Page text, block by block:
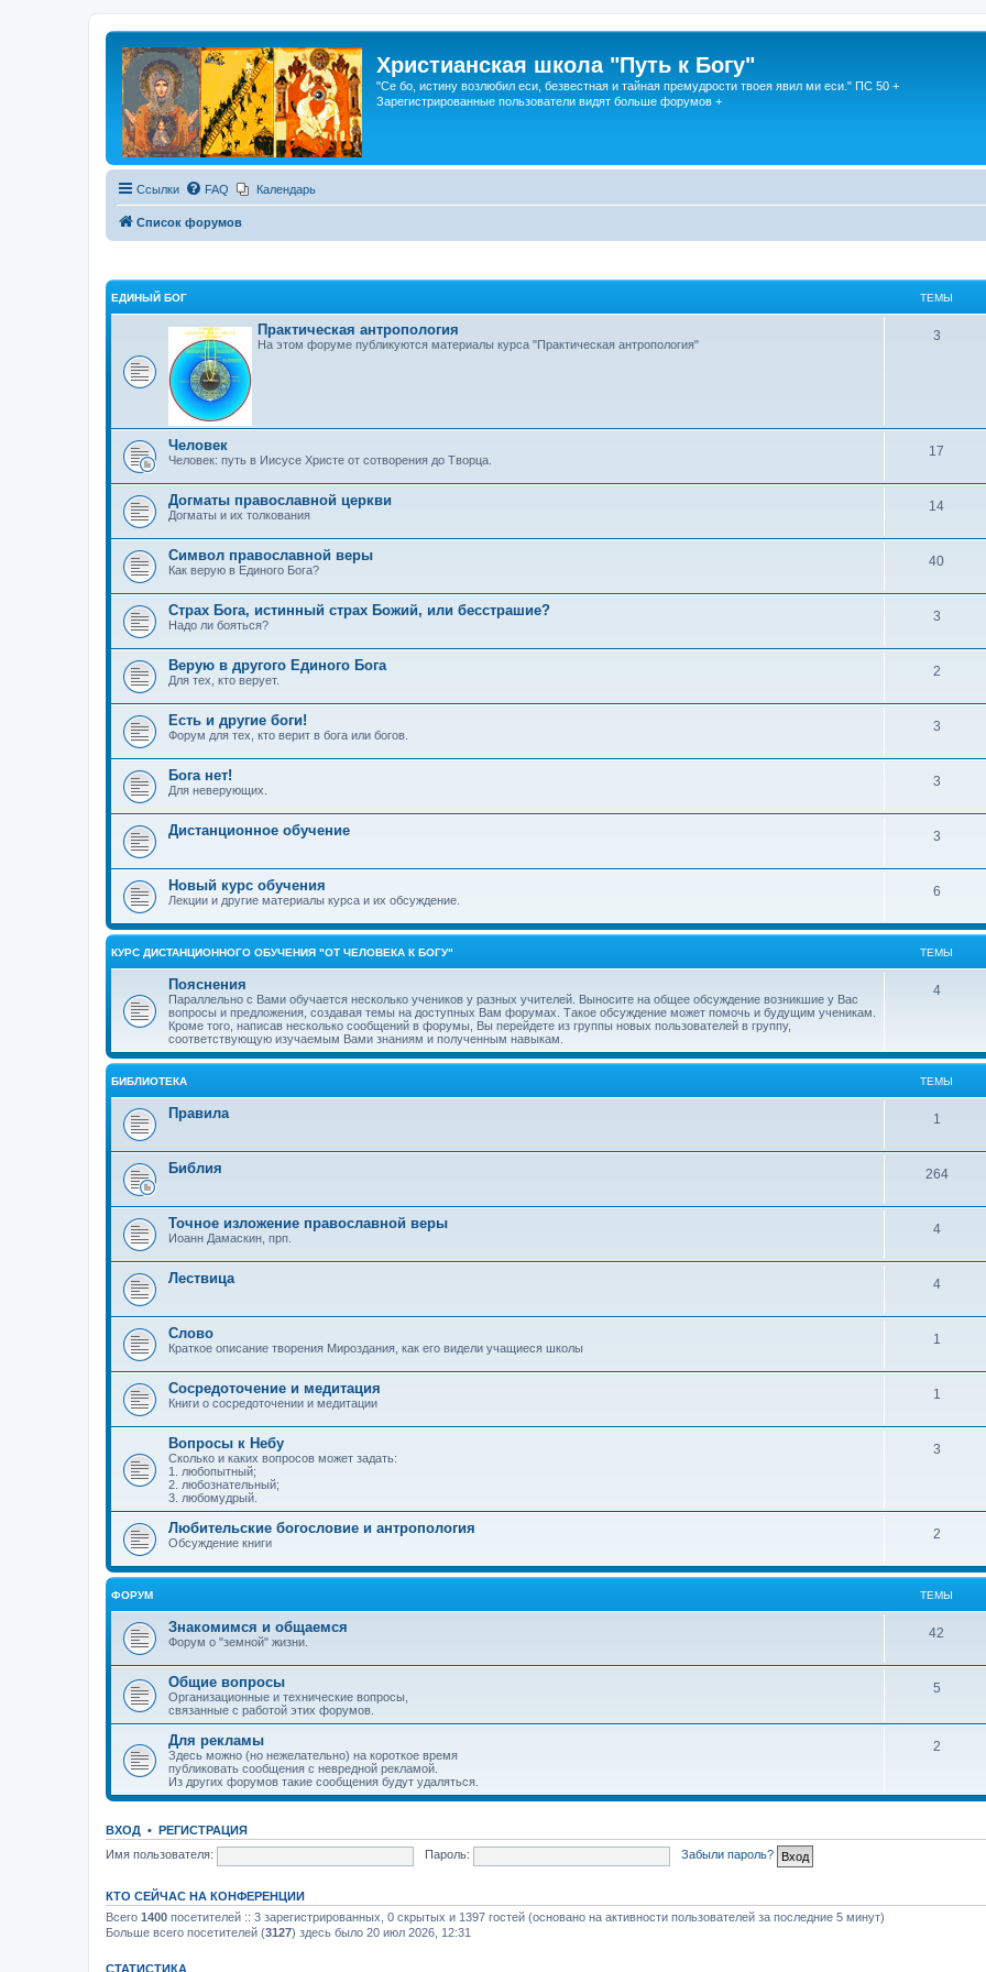
Христианская школа "Путь к Богу"
"Се бо, истину возлюбил еси, безвестная и тайная премудрости твоея явил ми еси." ПС 50 +
Зарегистрированные пользователи видят больше форумов +
Ссылки FAQ Календарь
Список форумов
ЕДИНЫЙ БОГ ТЕМЫ
Практическая антропология
На этом форуме публикуются материалы курса "Практическая антропология"
3
Человек
Человек: путь в Иисусе Христе от сотворения до Творца.
17
Догматы православной церкви
Догматы и их толкования
14
Символ православной веры
Как верую в Единого Бога?
40
Страх Бога, истинный страх Божий, или бесстрашие?
Надо ли бояться?
3
Верую в другого Единого Бога
Для тех, кто верует.
2
Есть и другие боги!
Форум для тех, кто верит в бога или богов.
3
Бога нет!
Для неверующих.
3
Дистанционное обучение 3
Новый курс обучения
Лекции и другие материалы курса и их обсуждение.
6
КУРС ДИСТАНЦИОННОГО ОБУЧЕНИЯ "ОТ ЧЕЛОВЕКА К БОГУ" ТЕМЫ
Пояснения
Параллельно с Вами обучается несколько учеников у разных учителей. Выносите на общее обсуждение возникшие у Вас
вопросы и предложения, создавая темы на доступных Вам форумах. Такое обсуждение может помочь и будущим ученикам.
Кроме того, написав несколько сообщений в форумы, Вы перейдете из группы новых пользователей в группу,
соответствующую изучаемым Вами знаниям и полученным навыкам.
4
БИБЛИОТЕКА ТЕМЫ
Правила 1
Библия 264
Точное изложение православной веры
Иоанн Дамаскин, прп.
4
Лествица 4
Слово
Краткое описание творения Мироздания, как его видели учащиеся школы
1
Сосредоточение и медитация
Книги о сосредоточении и медитации
1
Вопросы к Небу
Сколько и каких вопросов может задать:
1. любопытный;
2. любознательный;
3. любомудрый.
3
Любительские богословие и антропология
Обсуждение книги
2
ФОРУМ ТЕМЫ
Знакомимся и общаемся
Форум о "земной" жизни.
42
Общие вопросы
Организационные и технические вопросы,
связанные с работой этих форумов.
5
Для рекламы
Здесь можно (но нежелательно) на короткое время
публиковать сообщения с невредной рекламой.
Из других форумов такие сообщения будут удаляться.
2
ВХОД • РЕГИСТРАЦИЯ
Имя пользователя:
Пароль: Забыли пароль?
КТО СЕЙЧАС НА КОНФЕРЕНЦИИ
Всего 1400 посетителей :: 3 зарегистрированных, 0 скрытых и 1397 гостей (основано на активности пользователей за последние 5 минут)
Больше всего посетителей (3127) здесь было 20 июл 2026, 12:31
СТАТИСТИКА